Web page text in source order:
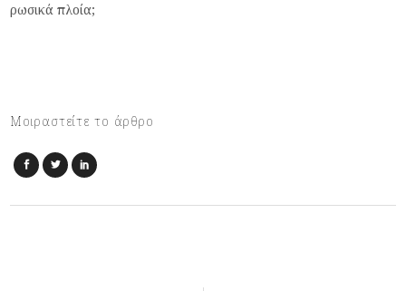
ρωσικά πλοία;
Μοιραστείτε το άρθρο